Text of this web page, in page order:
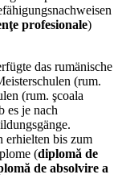
profesionale)
das rumänische
(rum.
(rum. şcoala
es je nach
erhielten bis zum
(diplomă de
de absolvire a